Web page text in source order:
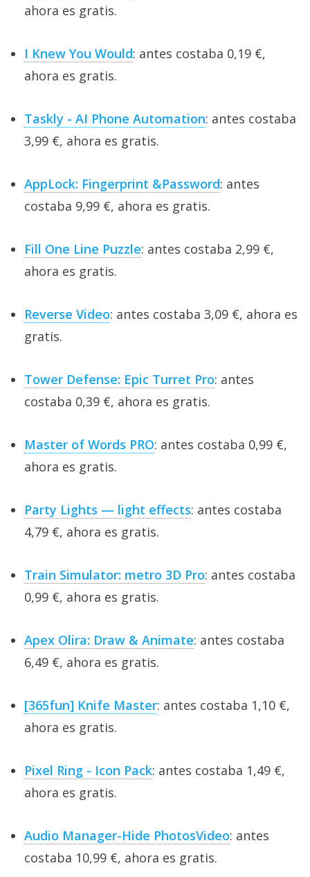
ahora es gratis.
I Knew You Would: antes costaba 0,19 €,
ahora es gratis.
Taskly - AI Phone Automation: antes costaba
3,99 €, ahora es gratis.
AppLock: Fingerprint &Password: antes
costaba 9,99 €, ahora es gratis.
Fill One Line Puzzle: antes costaba 2,99 €,
ahora es gratis.
Reverse Video: antes costaba 3,09 €, ahora es
gratis.
Tower Defense: Epic Turret Pro: antes
costaba 0,39 €, ahora es gratis.
Master of Words PRO: antes costaba 0,99 €,
ahora es gratis.
Party Lights — light effects: antes costaba
4,79 €, ahora es gratis.
Train Simulator: metro 3D Pro: antes costaba
0,99 €, ahora es gratis.
Apex Olira: Draw & Animate: antes costaba
6,49 €, ahora es gratis.
[365fun] Knife Master: antes costaba 1,10 €,
ahora es gratis.
Pixel Ring - Icon Pack: antes costaba 1,49 €,
ahora es gratis.
Audio Manager-Hide PhotosVideo: antes
costaba 10,99 €, ahora es gratis.